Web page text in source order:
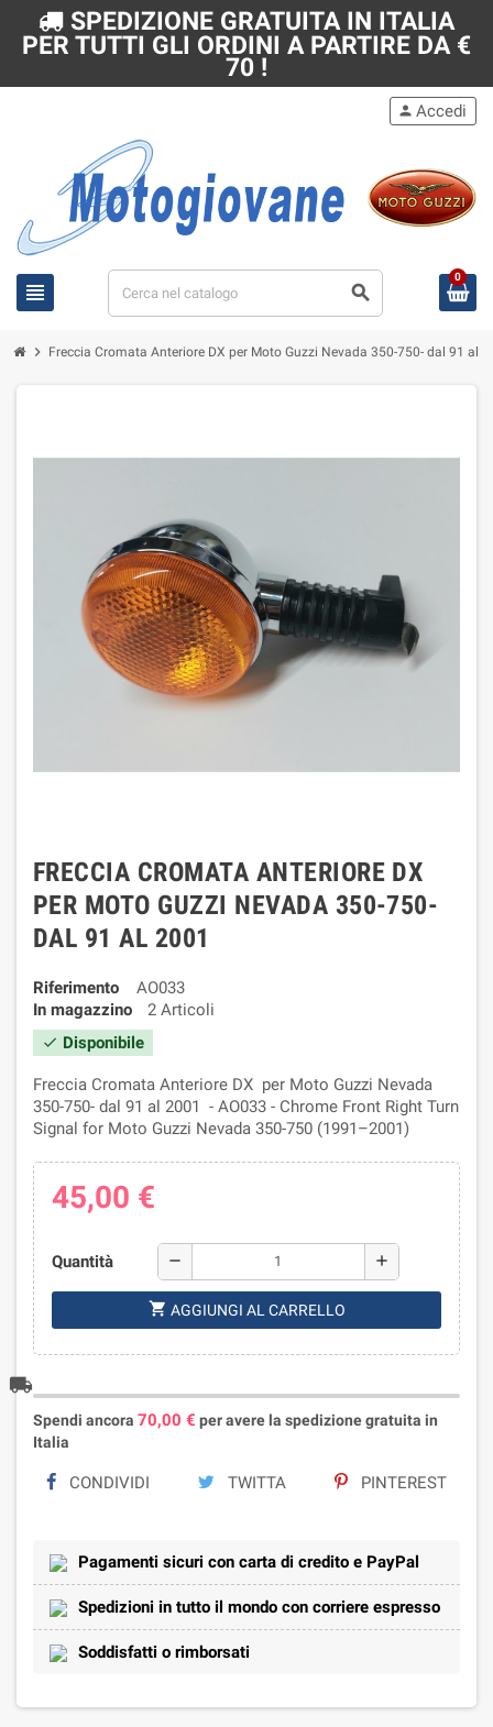
SPEDIZIONE GRATUITA IN ITALIA
PER TUTTI GLI ORDINI A PARTIRE DA €
70 !
view_headline search
person Accedi
0
chevron_right Freccia Cromata Anteriore DX per Moto Guzzi Nevada 350-750- dal 91 al
FRECCIA CROMATA ANTERIORE DX
PER MOTO GUZZI NEVADA 350-750-
DAL 91 AL 2001
Riferimento
AO033
In magazzino
2 Articoli
check Disponibile
Freccia Cromata Anteriore DX per Moto Guzzi Nevada
350-750- dal 91 al 2001 - AO033 - Chrome Front Right Turn
Signal for Moto Guzzi Nevada 350-750 (1991–2001)
45,00 €
Quantità remove add
shopping_cart AGGIUNGI AL CARRELLO
local_shipping
Spendi ancora 70,00 € per avere la spedizione gratuita in
Italia
CONDIVIDI TWITTA PINTEREST
Pagamenti sicuri con carta di credito e PayPal
Spedizioni in tutto il mondo con corriere espresso
Soddisfatti o rimborsati